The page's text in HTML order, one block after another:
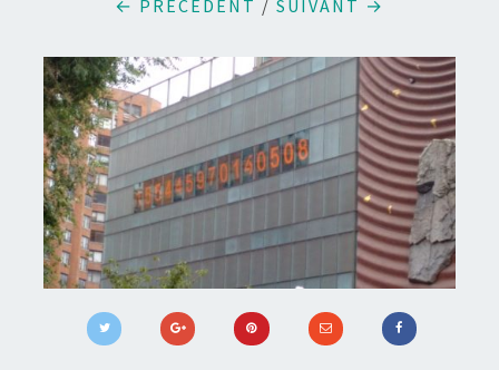
← PRÉCÉDENT / SUIVANT →